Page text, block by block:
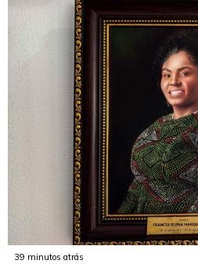
39 minutos atrás